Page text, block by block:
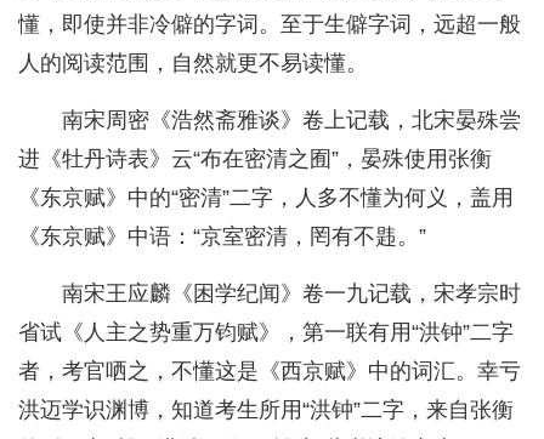
懂，即使并非冷僻的字词。至于生僻字词，远超一般
人的阅读范围，自然就更不易读懂。
南宋周密《浩然斋雅谈》卷上记载，北宋晏殊尝
进《牡丹诗表》云“布在密清之囿”，晏殊使用张衡
《东京赋》中的“密清”二字，人多不懂为何义，盖用
《东京赋》中语：“京室密清，罔有不韪。”
南宋王应麟《困学纪闻》卷一九记载，宋孝宗时
省试《人主之势重万钧赋》，第一联有用“洪钟”二字
者，考官哂之，不懂这是《西京赋》中的词汇。幸亏
洪迈学识渊博，知道考生所用“洪钟”二字，来自张衡